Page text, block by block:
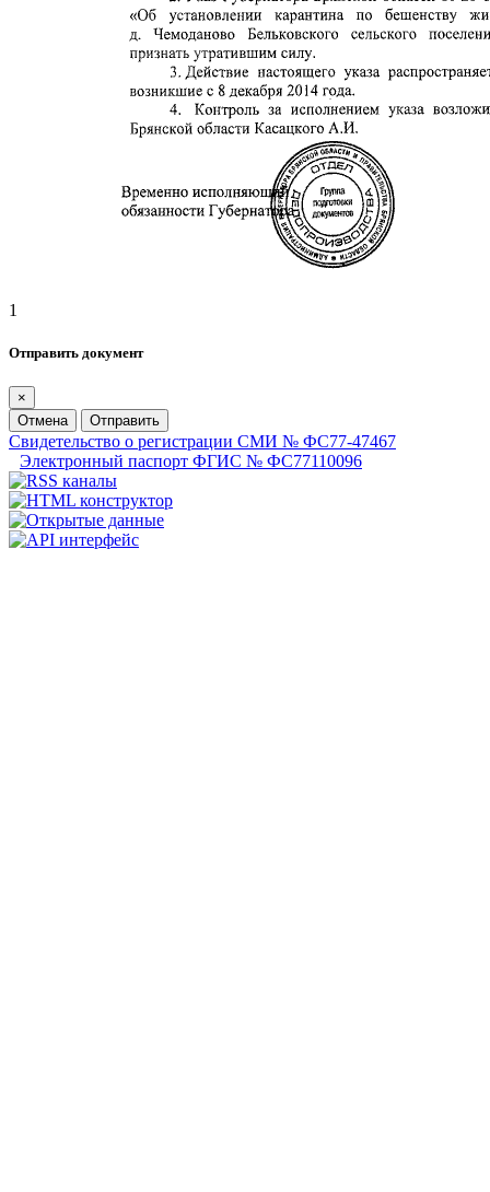
1
Отправить документ
×
Отмена
Отправить
Свидетельство о регистрации СМИ № ФС77-47467
Электронный паспорт ФГИС № ФС77110096